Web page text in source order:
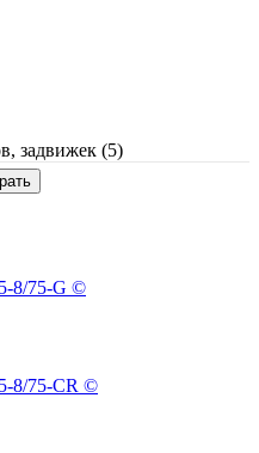
задвижек (5)
8/75-G ©
8/75-CR ©